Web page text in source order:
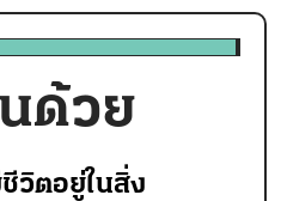
ด้วย
วิตอยู่ในสิ่ง